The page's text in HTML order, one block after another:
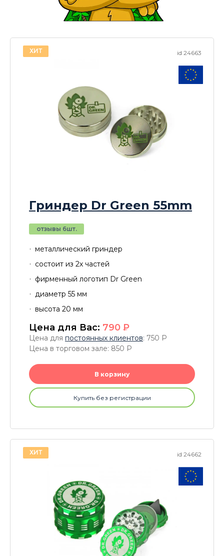
id 24663
ХИТ
Гриндер Dr Green 55mm
отзывы 6шт.
металлический гриндер
состоит из 2х частей
фирменный логотип Dr Green
диаметр 55 мм
высота 20 мм
Цена для Вас: 790 P
Цена для постоянных клиентов: 750 P
Цена в торговом зале: 850 P
В корзину
Купить без регистрации
id 24662
ХИТ